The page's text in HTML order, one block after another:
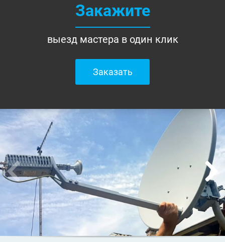
Закажите
выезд мастера в один клик
Заказать